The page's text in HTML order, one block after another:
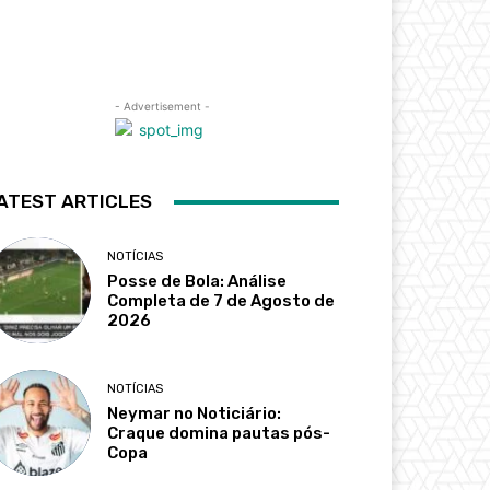
- Advertisement -
ARTICLES
NOTÍCIAS
Posse de Bola: Análise
Completa de 7 de Agosto de
2026
NOTÍCIAS
Neymar no Noticiário:
Craque domina pautas pós-
Copa